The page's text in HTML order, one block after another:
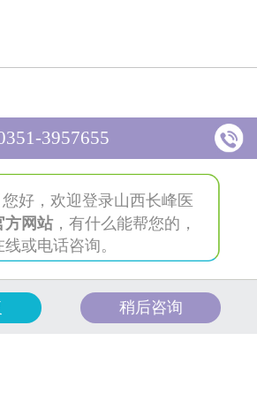
推荐阅读
Hot focus
3957655
好，欢迎登录山西长峰医
方网站，有什么能帮您的，
线或电话咨询。
稍后咨询